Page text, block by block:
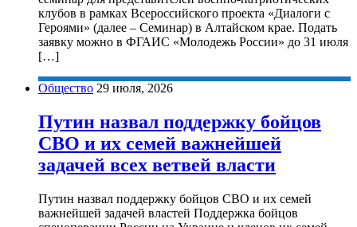
клубов в рамках Всероссийского проекта «Диалоги с
Героями» (далее – Семинар) в Алтайском крае. Подать
заявку можно в ФГАИС «Молодежь России» до 31 июля
[…]
Общество 29 июля, 2026
Путин назвал поддержку бойцов
СВО и их семей важнейшей
задачей всех ветвей власти
Путин назвал поддержку бойцов СВО и их семей
важнейшей задачей властей Поддержка бойцов